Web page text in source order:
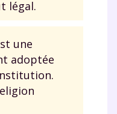
légal.
une
adoptée